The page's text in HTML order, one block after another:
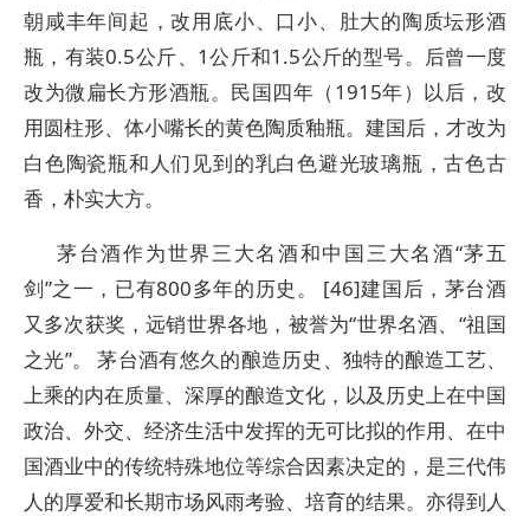
朝咸丰年间起，改用底小、口小、肚大的陶质坛形酒
瓶，有装0.5公斤、1公斤和1.5公斤的型号。后曾一度
改为微扁长方形酒瓶。民国四年（1915年）以后，改
用圆柱形、体小嘴长的黄色陶质釉瓶。建国后，才改为
白色陶瓷瓶和人们见到的乳白色避光玻璃瓶，古色古
香，朴实大方。
茅台酒作为世界三大名酒和中国三大名酒“茅五
剑”之一，已有800多年的历史。 [46]建国后，茅台酒
又多次获奖，远销世界各地，被誉为“世界名酒、“祖国
之光”。 茅台酒有悠久的酿造历史、独特的酿造工艺、
上乘的内在质量、深厚的酿造文化，以及历史上在中国
政治、外交、经济生活中发挥的无可比拟的作用、在中
国酒业中的传统特殊地位等综合因素决定的，是三代伟
人的厚爱和长期市场风雨考验、培育的结果。亦得到人